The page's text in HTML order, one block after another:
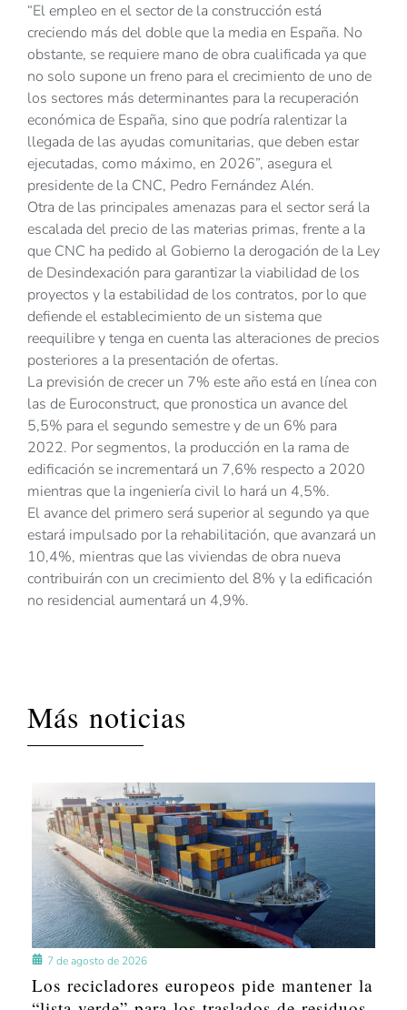
“El empleo en el sector de la construcción está
creciendo más del doble que la media en España. No
obstante, se requiere mano de obra cualificada ya que
no solo supone un freno para el crecimiento de uno de
los sectores más determinantes para la recuperación
económica de España, sino que podría ralentizar la
llegada de las ayudas comunitarias, que deben estar
ejecutadas, como máximo, en 2026”, asegura el
presidente de la CNC, Pedro Fernández Alén.
Otra de las principales amenazas para el sector será la
escalada del precio de las materias primas, frente a la
que CNC ha pedido al Gobierno la derogación de la Ley
de Desindexación para garantizar la viabilidad de los
proyectos y la estabilidad de los contratos, por lo que
defiende el establecimiento de un sistema que
reequilibre y tenga en cuenta las alteraciones de precios
posteriores a la presentación de ofertas.
La previsión de crecer un 7% este año está en línea con
las de Euroconstruct, que pronostica un avance del
5,5% para el segundo semestre y de un 6% para
2022. Por segmentos, la producción en la rama de
edificación se incrementará un 7,6% respecto a 2020
mientras que la ingeniería civil lo hará un 4,5%.
El avance del primero será superior al segundo ya que
estará impulsado por la rehabilitación, que avanzará un
10,4%, mientras que las viviendas de obra nueva
contribuirán con un crecimiento del 8% y la edificación
no residencial aumentará un 4,9%.
Más noticias
7 de agosto de 2026
Los recicladores europeos pide mantener la